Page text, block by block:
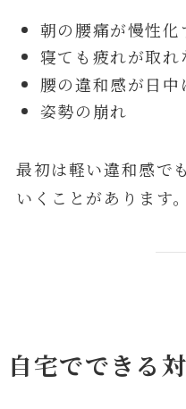
朝の腰痛が慢性化
寝ても疲れが取れ
腰の違和感が日中
姿勢の崩れ
最初は軽い違和感で
いくことがあります。
自宅でできる